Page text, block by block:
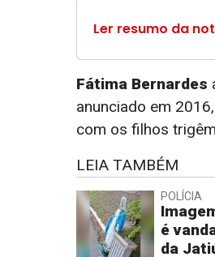
Ler resumo da
Fátima Bernardes
anunciado em
com os filhos
LEIA TAMBÉM
POLÍCIA
é
da